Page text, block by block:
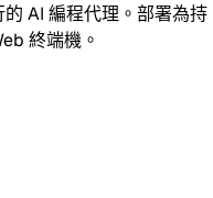
AI 編程代理。部署為持
終端機。